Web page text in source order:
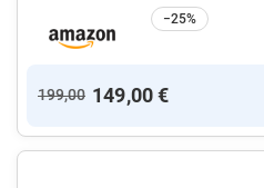
−25%
199,00 149,00 €